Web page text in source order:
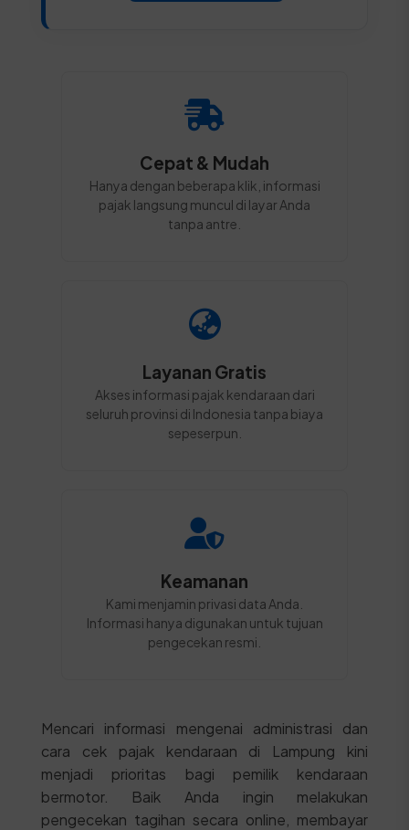
Cepat & Mudah
Hanya dengan beberapa klik, informasi
pajak langsung muncul di layar Anda
tanpa antre.
Layanan Gratis
Akses informasi pajak kendaraan dari
seluruh provinsi di Indonesia tanpa biaya
sepeserpun.
Keamanan
Kami menjamin privasi data Anda.
Informasi hanya digunakan untuk tujuan
pengecekan resmi.
Mencari informasi mengenai administrasi dan
cara cek pajak kendaraan di Lampung kini
menjadi prioritas bagi pemilik kendaraan
bermotor. Baik Anda ingin melakukan
pengecekan tagihan secara online, membayar